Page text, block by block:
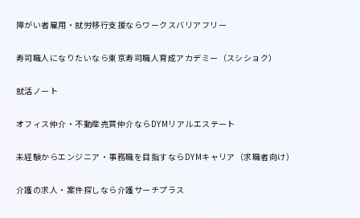
障がい者雇用・就労移行支援ならワークスバリアフリー
寿司職人になりたいなら東京寿司職人育成アカデミー（スシショク）
就活ノート
オフィス仲介・不動産売買仲介ならDYMリアルエステート
未経験からエンジニア・事務職を目指すならDYMキャリア（求職者向け）
介護の求人・案件探しなら介護サーチプラス